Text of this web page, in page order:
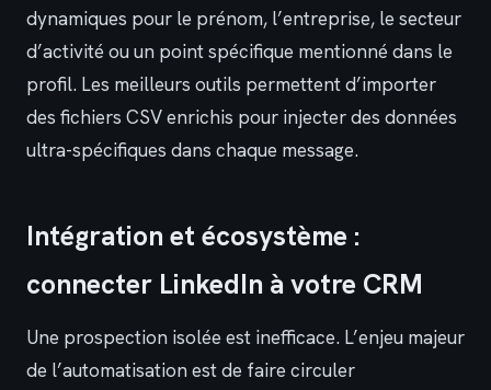
dynamiques pour le prénom, l’entreprise, le secteur
d’activité ou un point spécifique mentionné dans le
profil. Les meilleurs outils permettent d’importer
des fichiers CSV enrichis pour injecter des données
ultra-spécifiques dans chaque message.
Intégration et écosystème :
connecter LinkedIn à votre CRM
Une prospection isolée est inefficace. L’enjeu majeur
de l’automatisation est de faire circuler